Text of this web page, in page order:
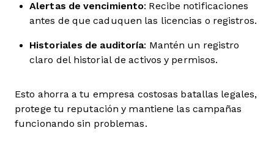
Alertas de vencimiento: Recibe notificaciones
antes de que caduquen las licencias o registros.
Historiales de auditoría: Mantén un registro
claro del historial de activos y permisos.
Esto ahorra a tu empresa costosas batallas legales,
protege tu reputación y mantiene las campañas
funcionando sin problemas.